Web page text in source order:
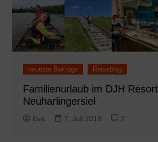
neueste Beiträge Reiseblog
Familienurlaub im DJH Resort
Neuharlingersiel
Eva 7. Juli 2019 2